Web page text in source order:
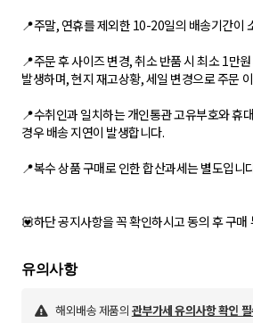
📍주말, 연휴를 제외한 10-20일의 배송기간이
📍주문 후 사이즈 변경, 취소 반품 시 최소 1만
발생하며, 현지 재고상황, 세일 변경으로 주문
📍수취인과 일치하는 개인통관 고유부호와 휴
경우 배송 지연이 발생합니다.
📍복수 상품 구매로 인한 합산과세는 별도입니
💟하단 공지사항을 꼭 확인하시고 동의 후 구
유의사항
해외배송 제품의 관부가세 유의사항 확인